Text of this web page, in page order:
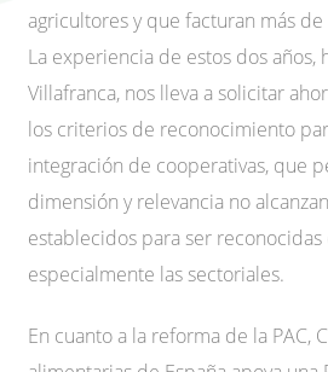
agricultores y que facturan más
La experiencia de estos dos años,
Villafranca, nos lleva a solicitar
los criterios de reconocimiento
integración de cooperativas, que
dimensión y relevancia no
establecidos para ser reconocidas
especialmente las sectoriales.
En cuanto a la reforma de la PAC,